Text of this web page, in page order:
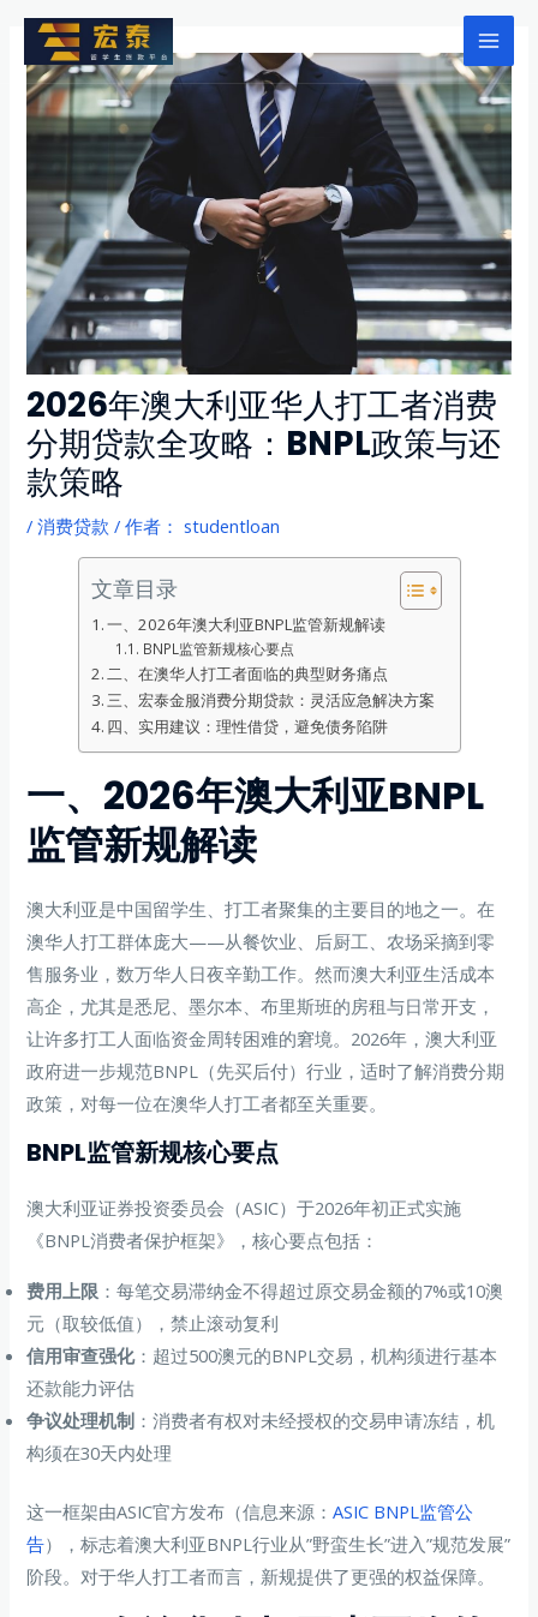
Main
2026年澳大利亚华人打工者消费
分期贷款全攻略：BNPL政策与还
款策略
/消费贷款 / 作者： studentloan
文章目录
一、2026年澳大利亚BNPL监管新规解读
BNPL监管新规核心要点
二、在澳华人打工者面临的典型财务痛点
三、宏泰金服消费分期贷款：灵活应急解决方案
四、实用建议：理性借贷，避免债务陷阱
一、2026年澳大利亚BNPL
监管新规解读
澳大利亚是中国留学生、打工者聚集的主要目的地之一。在
澳华人打工群体庞大——从餐饮业、后厨工、农场采摘到零
售服务业，数万华人日夜辛勤工作。然而澳大利亚生活成本
高企，尤其是悉尼、墨尔本、布里斯班的房租与日常开支，
让许多打工人面临资金周转困难的窘境。2026年，澳大利亚
政府进一步规范BNPL（先买后付）行业，适时了解消费分期
政策，对每一位在澳华人打工者都至关重要。
BNPL监管新规核心要点
澳大利亚证券投资委员会（ASIC）于2026年初正式实施
《BNPL消费者保护框架》，核心要点包括：
费用上限 ：每笔交易滞纳金不得超过原交易金额的7%或10澳
元（取较低值），禁止滚动复利
信用审查强化：超过500澳元的BNPL交易，机构须进行基本
还款能力评估
争议处理机制 ：消费者有权对未经授权的交易申请冻结，机
构须在30天内处理
这一框架由ASIC官方发布（信息来源：ASIC BNPL监管公
告），标志着澳大利亚BNPL行业从”野蛮生长”进入”规范发展”
阶段。对于华人打工者而言，新规提供了更强的权益保障。